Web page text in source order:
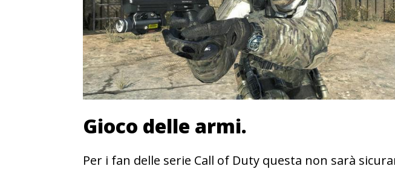
Gioco delle armi.
Per i fan delle serie Call of Duty questa non sarà